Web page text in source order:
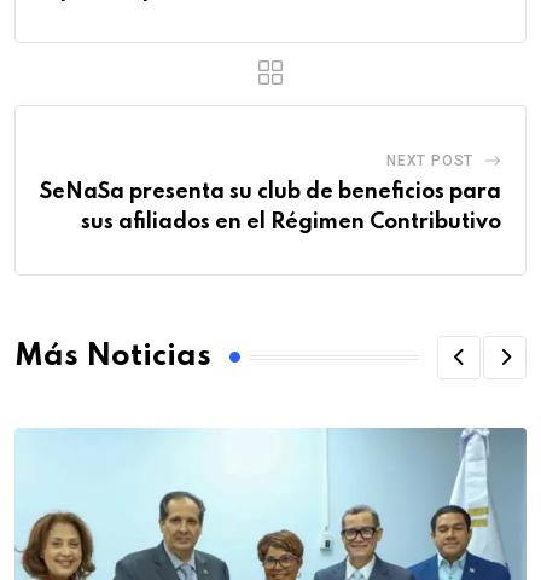
NEXT POST
SeNaSa presenta su club de beneficios para
sus afiliados en el Régimen Contributivo
Más Noticias